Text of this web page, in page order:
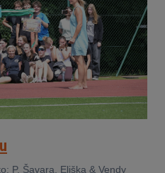
P. Šavara, Eliška & Vendy